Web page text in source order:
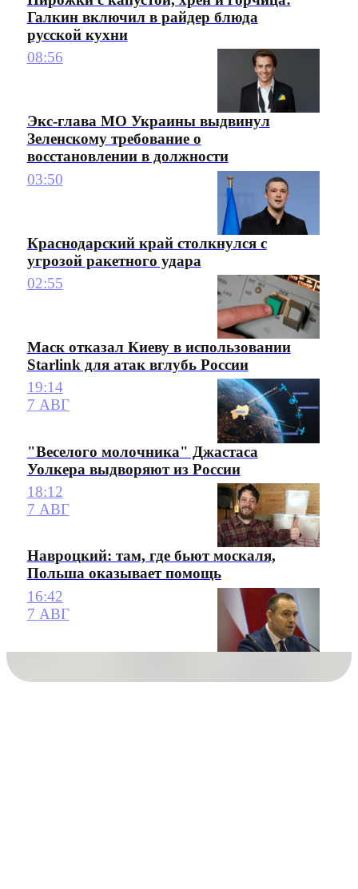
Галкин включил в райдер блюда
русской кухни
08:56
Экс-глава МО Украины выдвинул
Зеленскому требование о
восстановлении в должности
03:50
Краснодарский край столкнулся с
угрозой ракетного удара
02:55
Маск отказал Киеву в использовании
Starlink для атак вглубь России
19:14
7 АВГ
"Веселого молочника" Джастаса
Уолкера выдворяют из России
18:12
7 АВГ
Навроцкий: там, где бьют москаля,
Польша оказывает помощь
16:42
7 АВГ